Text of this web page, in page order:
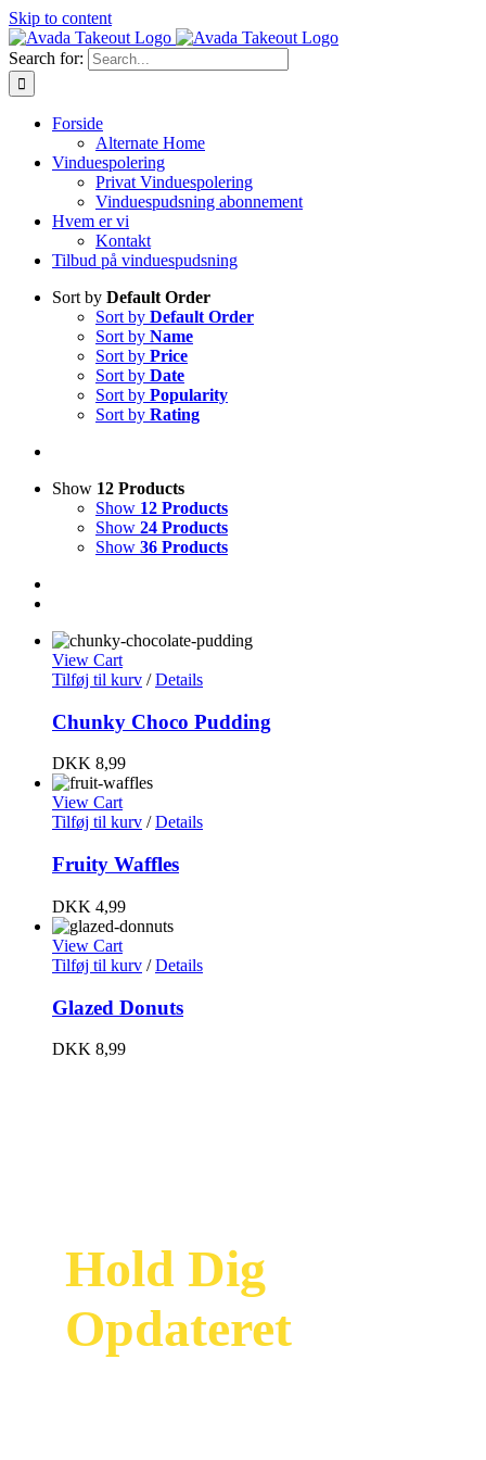
Skip to content
Search for:
Forside
Alternate Home
Vinduespolering
Privat Vinduespolering
Vinduespudsning abonnement
Hvem er vi
Kontakt
Tilbud på vinduespudsning
Sort by Default Order
Sort by Default Order
Sort by Name
Sort by Price
Sort by Date
Sort by Popularity
Sort by Rating
Show 12 Products
Show 12 Products
Show 24 Products
Show 36 Products
View Cart
Tilføj til kurv / Details
Chunky Choco Pudding
DKK 8,99
View Cart
Tilføj til kurv / Details
Fruity Waffles
DKK 4,99
View Cart
Tilføj til kurv / Details
Glazed Donuts
DKK 8,99
Hold Dig
Opdateret